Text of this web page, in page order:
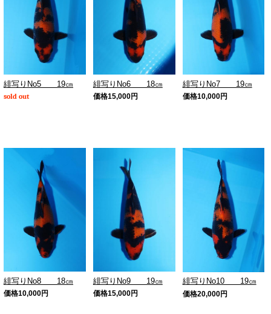
緋写りNo5 19㎝
sold out
緋写りNo6 18㎝
価格15,000円
緋写りNo7 19㎝
価格10,000円
緋写りNo8 18㎝
価格10,000円
緋写りNo9 19㎝
価格15,000円
緋写りNo10 19㎝
価格20,000円